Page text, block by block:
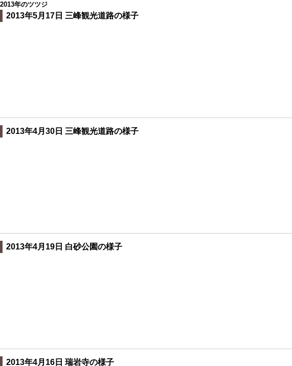
2013年のツツジ
2013年5月17日 三峰観光道路の様子
2013年4月30日 三峰観光道路の様子
2013年4月19日 白砂公園の様子
2013年4月16日 瑞岩寺の様子